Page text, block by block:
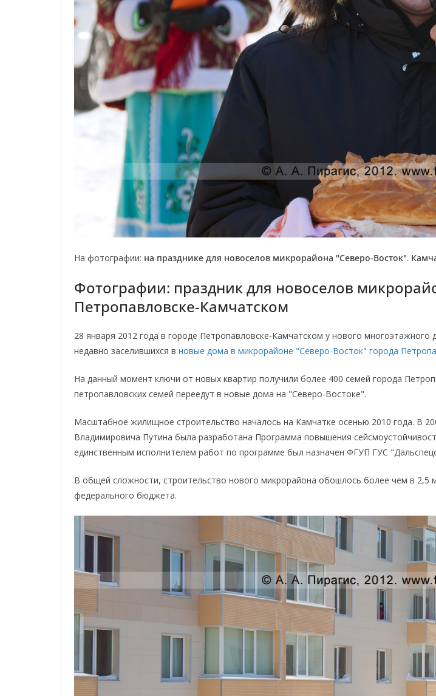
На фотографии: на празднике для новоселов микрорайона "Северо-Восток".
Фотографии: праздник для новоселов
Петропавловске-Камчатском
28 января 2012 года в городе Петропавловске-Камчатском у нового
недавно заселившихся в новые дома в микрорайоне "Северо-Восток" города
На данный момент ключи от новых квартир получили более 400 семей города
петропавловских семей переедут в новые дома на "Северо-Востоке".
Масштабное жилищное строительство началось на Камчатке осенью 2010 года. В
Владимировича Путина была разработана Программа повышения
единственным исполнителем работ по программе был назначен ФГУП ГУС
В общей сложности, строительство нового микрорайона обошлось более чем в 2,5
федерального бюджета.